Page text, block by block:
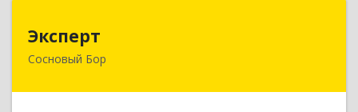
Эксперт
Сосновый Бор
188544, Ленинградская обл, Сосновый Бор г, 50